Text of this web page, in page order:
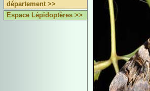
département >>
Espace Lépidoptères >>